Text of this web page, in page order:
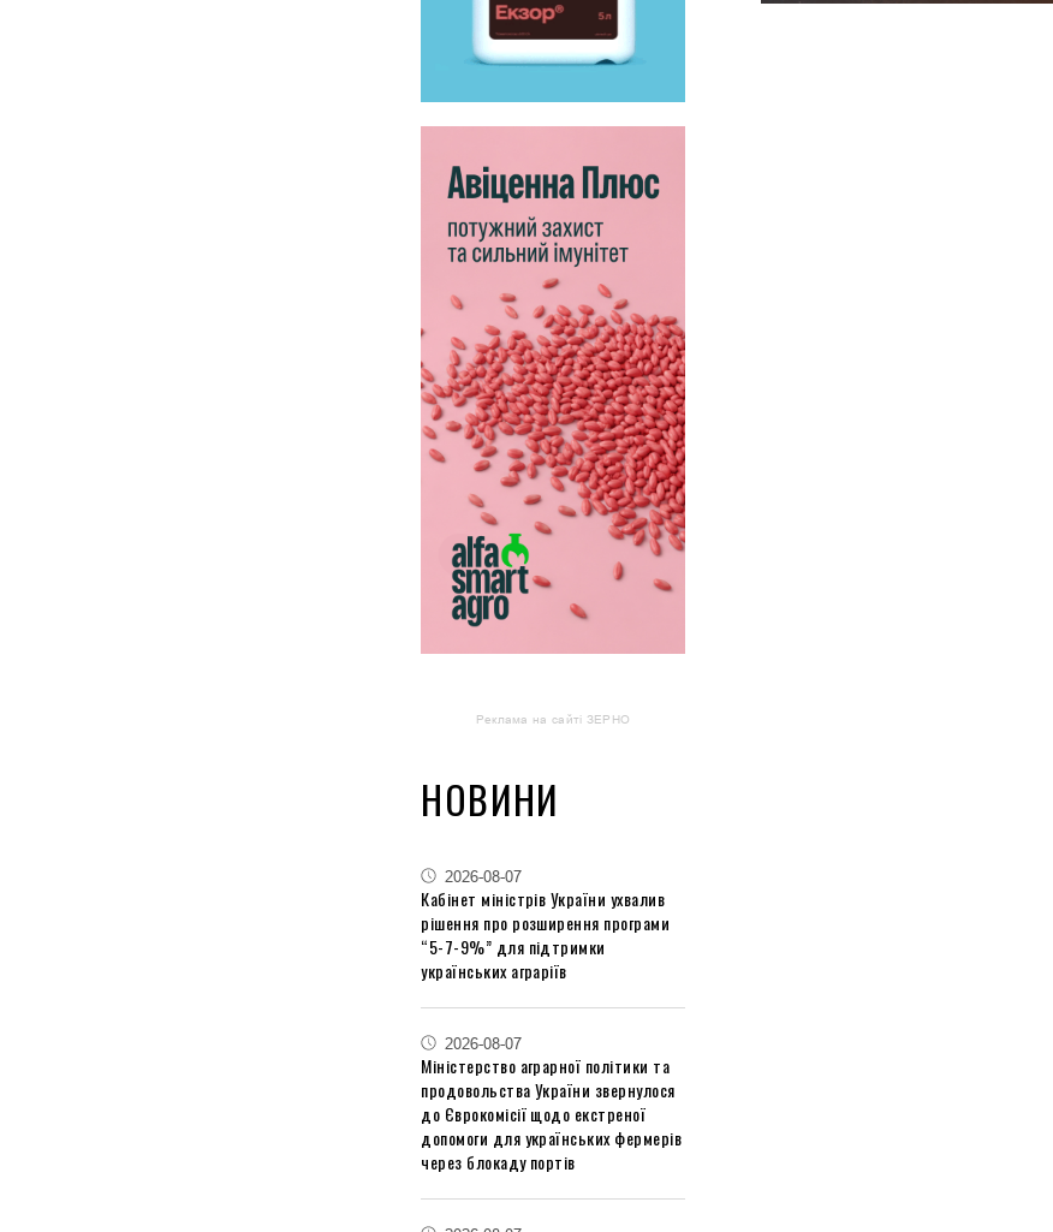
Реклама на сайті ЗЕРНО
НОВИНИ
2026-08-07
Кабінет міністрів України ухвалив
рішення про розширення програми
“5-7-9%” для підтримки
українських аграріїв
2026-08-07
Міністерство аграрної політики та
продовольства України звернулося
до Єврокомісії щодо екстреної
допомоги для українських фермерів
через блокаду портів